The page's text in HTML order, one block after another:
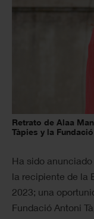
Retrato de Alaa
Tàpies y la
Ha sido
la recipiente de la
2023; una
Fundació Antoni